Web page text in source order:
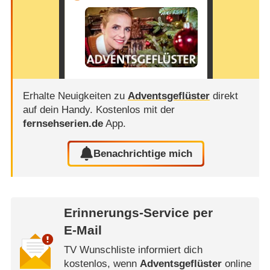
Erhalte Neuigkeiten zu Adventsgeflüsterdirekt
auf dein Handy. Kostenlos mit der
fernsehserien.deApp.
Benachrichtige mich
Erinnerungs-Service per
E-Mail
TV Wunschliste informiert dich
kostenlos, wenn Adventsgeflüsteronline